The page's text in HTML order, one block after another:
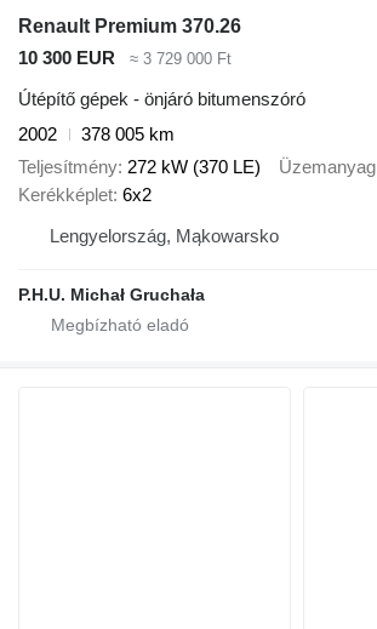
Renault Premium 370.26
10 300 EUR
≈ 3 729 000 Ft
Útépítő gépek - önjáró bitumenszóró
2002
378 005 km
Teljesítmény 272 kW (370 LE) Üzemanyag
Kerékképlet 6x2
Lengyelország, Mąkowarsko
P.H.U. Michał Gruchała